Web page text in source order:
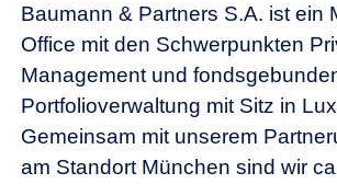
Baumann & Partners S.A. ist ein
Office mit den Schwerpunkten
Management und
Portfolioverwaltung mit Sitz in
Gemeinsam mit unserem
am Standort München sind wir